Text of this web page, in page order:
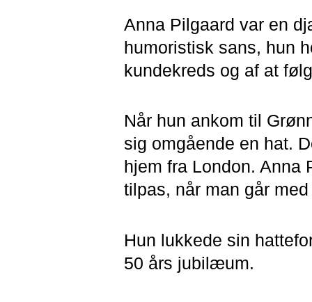
Anna Pilgaard var en
humoristisk sans, hun
kundekreds og af at
Når hun ankom til
sig omgående en hat.
hjem fra London. Anna
tilpas, når man går
Hun lukkede sin
50 års jubilæum.